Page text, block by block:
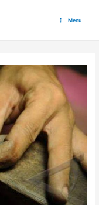
Menu